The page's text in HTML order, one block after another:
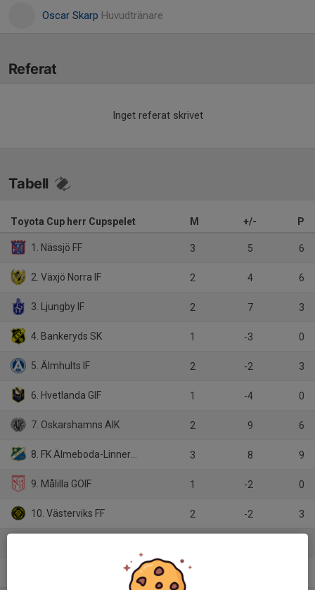
Oscar Skarp Huvudtränare
Referat
Inget referat skrivet
Tabell
Toyota Cup herr Cupspelet M +/- P
1. Nässjö FF 3 5 6
2. Växjö Norra IF 2 4 6
3. Ljungby IF 2 7 3
4. Bankeryds SK 1 -3 0
5. Älmhults IF 2 -2 3
6. Hvetlanda GIF 1 -4 0
7. Oskarshamns AIK 2 9 6
8. FK Älmeboda-Linneryd 3 8 9
9. Målilla GOIF 1 -2 0
10. Västerviks FF 2 -2 3
1